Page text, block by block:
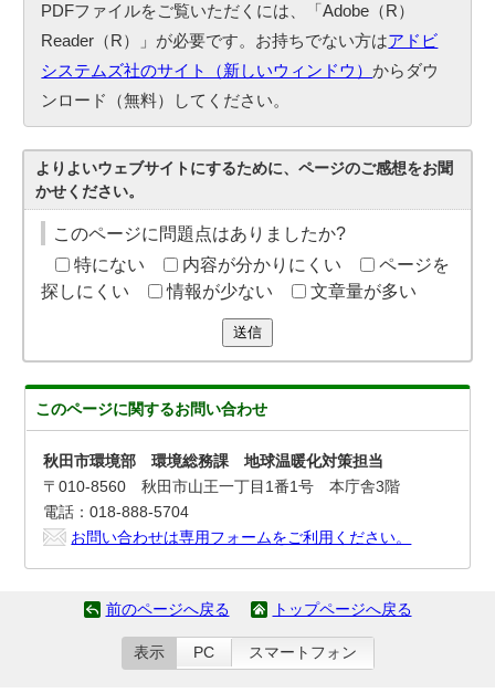
PDFファイルをご覧いただくには、「Adobe（R）
Reader（R）」が必要です。お持ちでない方はアドビ
システムズ社のサイト（新しいウィンドウ）からダウ
ンロード（無料）してください。
よりよいウェブサイトにするために、ページのご感想をお聞
かせください。
このページに問題点はありましたか?
特にない
内容が分かりにくい
ページを
探しにくい
情報が少ない 文章量が多い
送信
このページに関するお問い合わせ
秋田市環境部 環境総務課 地球温暖化対策担当
〒010-8560 秋田市山王一丁目1番1号 本庁舎3階
電話：018-888-5704
お問い合わせは専用フォームをご利用ください。
前のページへ戻る トップページへ戻る
表示 PC スマートフォン